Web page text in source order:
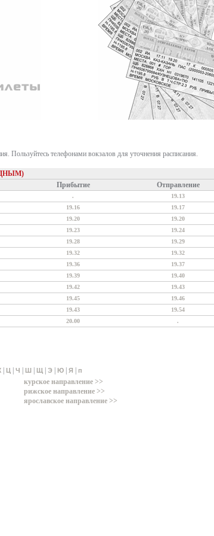
Пользуйтесь телефонами вокзалов для уточнения расписания.
Прибытие Отправление
.
19.13
19.16
19.17
19.20
19.20
19.23
19.24
19.28
19.29
19.32
19.32
19.36
19.37
19.39
19.40
19.42
19.43
19.45
19.46
19.43
19.54
20.00 .
Ц Ч Ш Щ Э Ю Я п
курское направление >>
рижское направление >>
ярославское направление >>